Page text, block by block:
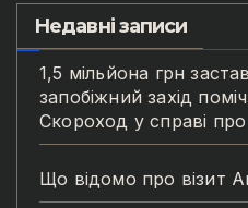
Недавні записи
1,5 мільйона грн
запобіжний захід
Скороход у справі
Що відомо про візит